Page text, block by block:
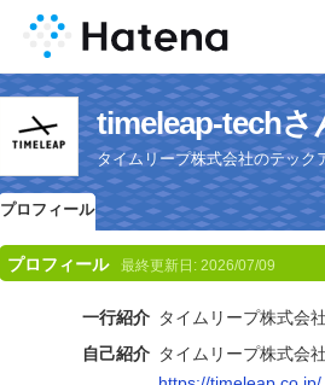
timeleap-tech
タイムリープ株式会社のテック
プロフィール
プロフィール 最終更新日: 2026/07/09
一行紹介 タイムリープ株式会
自己紹介 タイムリープ株式会